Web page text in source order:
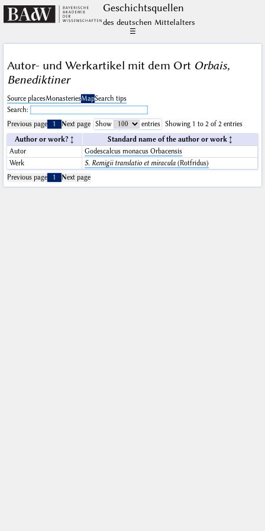
Geschichts­quellen
des deutschen Mittelalters
☰
Autor- und Werkartikel mit dem Ort Orbais,
Benediktiner
Source placesMonasteriesMapSearch tips
Search:
Previous page
1 Next page Show entries
Showing 1 to 2 of 2 entries
Author or work?
Standard name of the author or work
Autor
Godescalcus monacus Orbacensis
Werk
S. Remigii translatio et miracula(Rotfridus)
Previous page
1 Next page